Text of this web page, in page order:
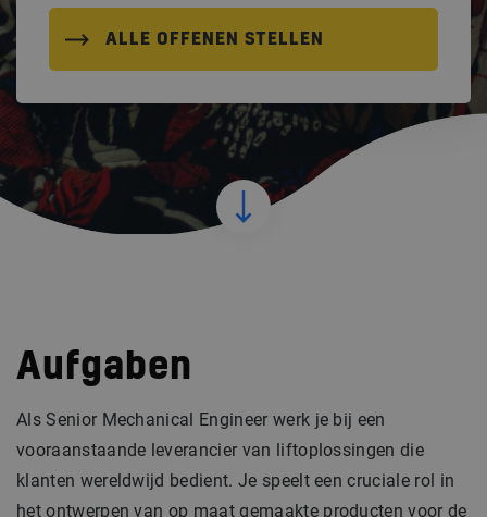
ALLE OFFENEN STELLEN
Aufgaben
Als Senior Mechanical Engineer werk je bij een
vooraanstaande leverancier van liftoplossingen die
klanten wereldwijd bedient. Je speelt een cruciale rol in
het ontwerpen van op maat gemaakte producten voor de